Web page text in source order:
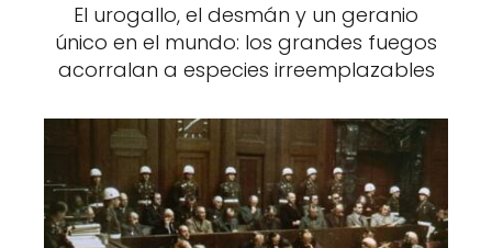
El urogallo, el desmán y un geranio
único en el mundo: los grandes fuegos
acorralan a especies irreemplazables